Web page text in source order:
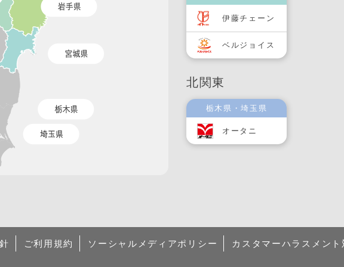
伊藤チェーン
ベルジョイス
北関東
栃木県・埼玉県
オータニ
ご利用規約 ソーシャルメディアポリシー カスタマーハラスメン